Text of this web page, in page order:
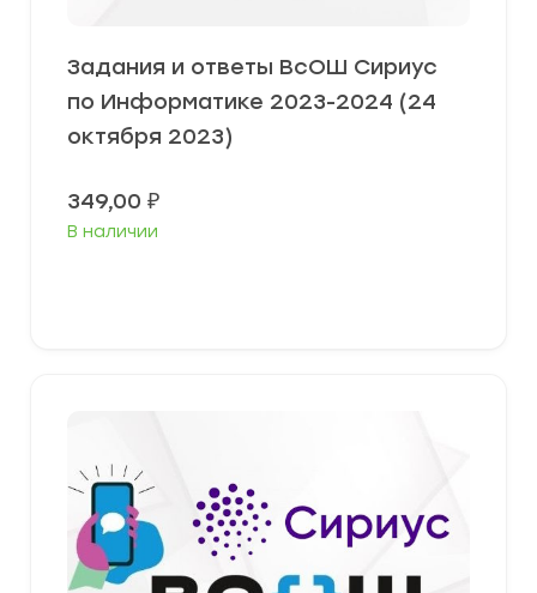
Задания и ответы ВсОШ Сириус
по Информатике 2023-2024 (24
октября 2023)
349,00 ₽
В наличии